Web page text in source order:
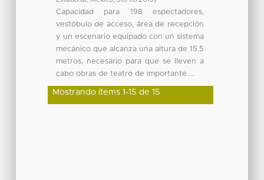
Capacidad para 198 espectadores,
vestóbulo de acceso, área de recepción
y un escenario equipado con un sistema
mecánico que alcanza una altura de 15.5
metros, necesario para que se lleven a
cabo obras de teatro de importante ...
Mostrando ítems 1-15 de 15